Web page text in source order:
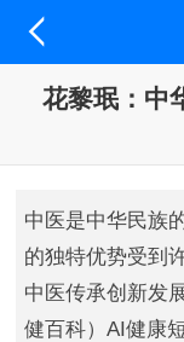
花黎珉：中
中医是中华民族
的独特优势受到
中医传承创新发
健百科）AI健康